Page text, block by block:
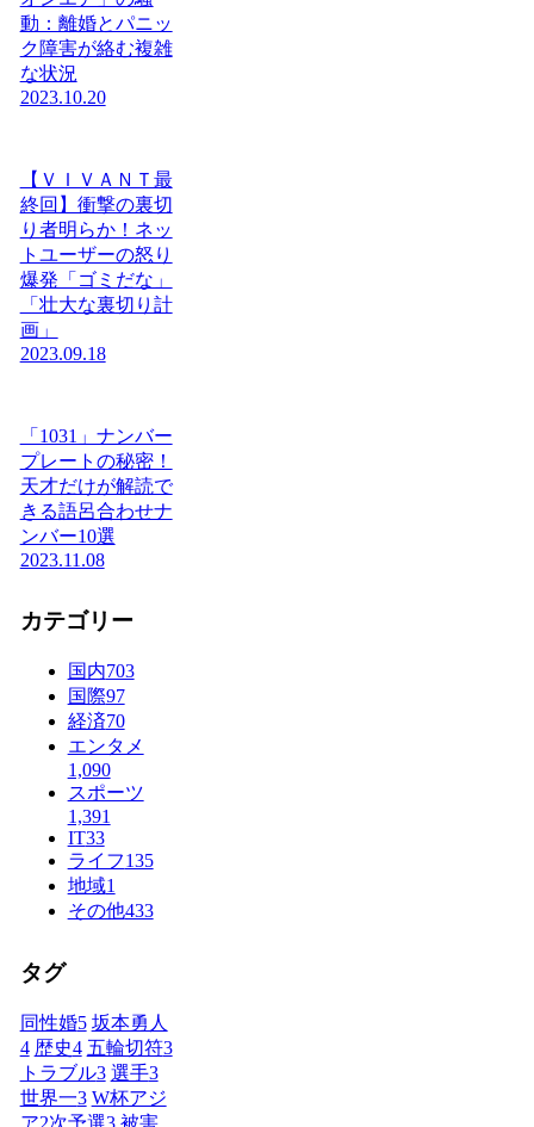
動：離婚とパニッ
ク障害が絡む複雑
な状況
2023.10.20
【ＶＩＶＡＮＴ最
終回】衝撃の裏切
り者明らか！ネッ
トユーザーの怒り
爆発「ゴミだな」
「壮大な裏切り計
画」
2023.09.18
「1031」ナンバー
プレートの秘密！
天才だけが解読で
きる語呂合わせナ
ンバー10選
2023.11.08
カテゴリー
国内703
国際97
経済70
エンタメ
1,090
スポーツ
1,391
IT33
ライフ135
地域1
その他433
タグ
同性婚5 坂本勇人
4 歴史4 五輪切符3
トラブル3 選手3
世界一3 W杯アジ
ア2次予選3 被害